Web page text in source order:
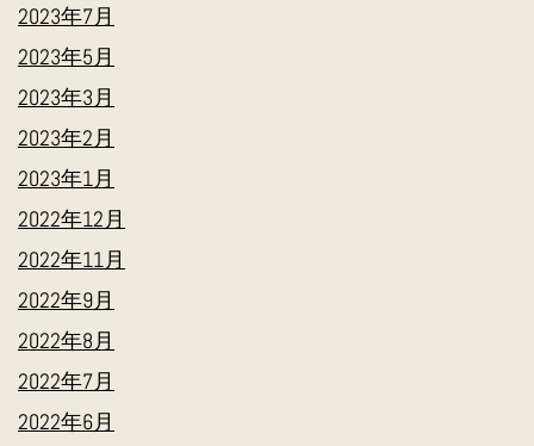
2023年7月
2023年5月
2023年3月
2023年2月
2023年1月
2022年12月
2022年11月
2022年9月
2022年8月
2022年7月
2022年6月